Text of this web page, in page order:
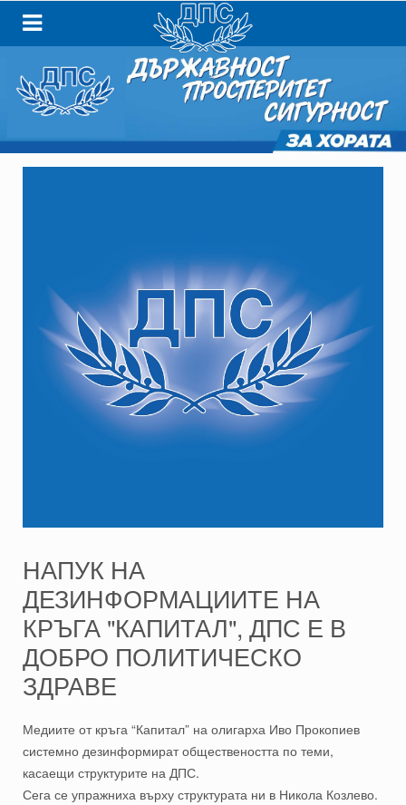
НАПУК НА
ДЕЗИНФОРМАЦИИТЕ НА
КРЪГА "КАПИТАЛ", ДПС Е В
ДОБРО ПОЛИТИЧЕСКО
ЗДРАВЕ
Медиите от кръга “Капитал” на олигарха Иво Прокопиев
системно дезинформират обществеността по теми,
касаещи структурите на ДПС.
Сега се упражниха върху структурата ни в Никола Козлево.